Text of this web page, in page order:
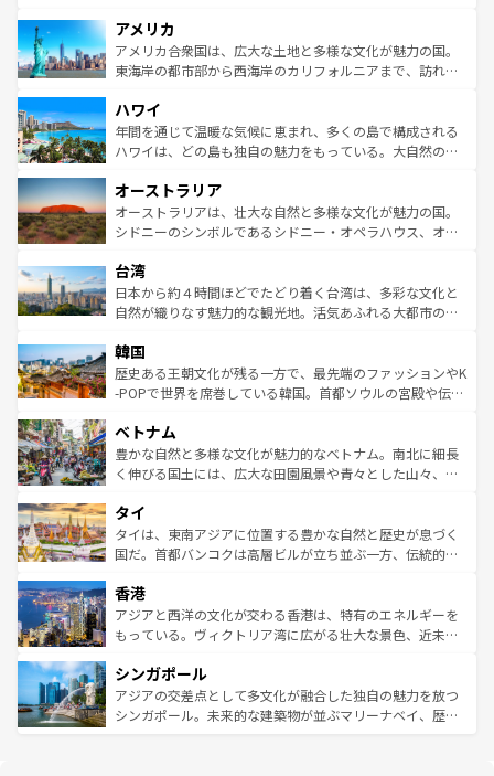
ンツ一覧を参照してほしい。
の建物がそのまま残る町や、スイスならではのユニークな
博物館もあり、アルプス観光だけでなく町歩きも満喫する
ことができる。国民の所得が高いため物価も高いが、旅行
ば市内交通費無料で観光を楽しむこともできる。 なお、新
着のスイス情報はコンテンツ一覧 を参照してほしい。
アメリカ
アメリカ合衆国は、広大な土地と多様な文化が魅力の国。
東海岸の都市部から西海岸のカリフォルニアまで、訪れる
のような巨大都市は、観光、ショッピング、エンターテイ
ンメントが詰まった刺激的なスポットだ。一方、アメリカ
西部には大自然が広がり、グランドキャニオンやイエロー
部のニューオーリンズでは、音楽と美食が融合した独特の
文化が魅力。旅行者はアメリカの各地域で異なる魅力を楽
しみながら、その多様性と豊かな歴史を感じることができ
ならではの贅沢な旅のスタイルだ。 なお、新着のアメリカ
情報はコンテンツ一覧を参照してほしい。
ハワイ
年間を通じて温暖な気候に恵まれ、多くの島で構成される
ハワイは、どの島も独自の魅力をもっている。大自然の神
ワイ島は見逃せない。また、定番の観光地といえばオアフ
島だが、静かな自然を求めるならマウイ島やカウアイ島が
おすすめ。エメラルドグリーンに輝く海をはじめ、豊かな
れるおもてなしの心で訪れる人々を迎えてくれるハワイの
人々、おいしいローカルフードやハワイアンミュージッ
ク、伝統的なフラダンスなど、すべてがハワイの魅力を彩
ワイを、存分に味わってほしい。 なお、新着のハワイ情報
はコンテンツ一覧を参照してほしい。
オーストラリア
オーストラリアは、壮大な自然と多様な文化が魅力の国。
シドニーのシンボルであるシドニー・オペラハウス、オー
リアリーフや大陸中央部にそびえるウルル（エアーズロッ
ク）、タスマニアの美しい原生林やケアンズの熱帯雨林な
ど、見どころがたくさん。また、カフェやワイン、オージ
いる。アクティビティも充実しており、サーフィンやダイ
ビング、ハイキングなど、アウトドア好きにはたまらな
い。オーストラリアの多彩な魅力を存分に味わいつくそ
参照してほしい。
台湾
日本から約４時間ほどでたどり着く台湾は、多彩な文化と
自然が織りなす魅力的な観光地。活気あふれる大都市の台
ン）、静ひつな山岳地帯である台湾東部など、都市の喧騒
と山間の静けさが共存しており、訪れる人に新しい発見と
驚きをもたらしてくれる。また、奥深い台湾の食文化も魅
容にもいいと評判のスイーツなど、バラエティ豊かな料理
が味わえる。 なお、新着の台湾情報は コンテンツ一覧を参
照してほしい。
韓国
歴史ある王朝文化が残る一方で、最先端のファッションやK
-POPで世界を席巻している韓国。首都ソウルの宮殿や伝統
き、地方に足を延ばせば四季折々の自然美を楽しむことが
できる。そして、キムチや焼肉、絶品のストリートフード
まで、さまざまな韓国料理が待っている。夜には、韓国な
リティに包まれながら、韓国の多彩な魅力を心ゆくまで味
わってみてほしい。 なお、新着の韓国情報はコンテンツ一
覧を参照してほしい。
ベトナム
豊かな自然と多様な文化が魅力的なベトナム。南北に細長
く伸びる国土には、広大な田園風景や青々とした山々、世
急速な発展と共に伝統が息づく。ハノイの古い町並みやホ
ーチミン市のフランス統治時代の建物も、独特の雰囲気を
醸し出している。また、バラエティの豊かさとおいしさで
とつ。フォーやバインミー、ベトナムコーヒーなどは、ぜ
ひ現地で味わいたい。どの地域を訪れてもあたたかい人々
が旅行者を迎えてくれるので、きっと忘れられない旅にな
参照してほしい。
タイ
タイは、東南アジアに位置する豊かな自然と歴史が息づく
国だ。首都バンコクは高層ビルが立ち並ぶ一方、伝統的な
の活気が交差している。北部ではチェンマイなどの山岳地
帯で自然と触れ合い、南部ではプーケットやクラビの美し
いビーチでリゾート気分を楽しむことができる。タイ料理
激する。気候は一年中温暖で、どの季節にも異なる楽しみ
が待っている。親しみやすいタイの人々、仏教を中心とし
た文化、そして多様な観光資源が、訪れる旅人を魅了し続
香港
アジアと西洋の文化が交わる香港は、特有のエネルギーを
もっている。ヴィクトリア湾に広がる壮大な景色、近未来
み、どこを訪れても感動するはず。観光スポットが密集し
ており、効率よく見どころを回れるのも魅力。息をのむよ
うな絶景から文化的な体験まで、香港を存分に楽しみ尽く
シンガポール
アジアの交差点として多文化が融合した独自の魅力を放つ
シンガポール。未来的な建築物が並ぶマリーナベイ、歴史